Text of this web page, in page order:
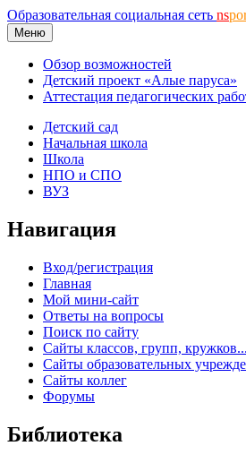
Образовательная социальная сеть ns
Меню
Обзор возможностей
Детский проект «Алые паруса»
Аттестация педагогических
Детский сад
Начальная школа
Школа
НПО и СПО
ВУЗ
Навигация
Вход/регистрация
Главная
Мой мини-сайт
Ответы на вопросы
Поиск по сайту
Сайты классов, групп, кружков...
Сайты образовательных
Сайты коллег
Форумы
Библиотека